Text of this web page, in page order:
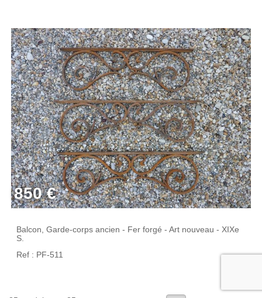
850 €
Balcon, Garde-corps ancien - Fer forgé - Art nouveau - XIXe
S.
Ref : PF-511